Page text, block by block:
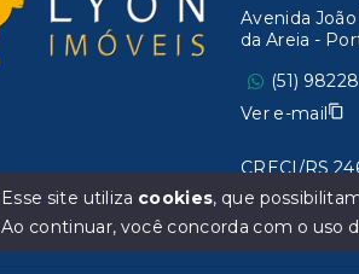
Avenida
da Areia -
(51)
Ver e-mail
CRECI/RS
Esse site utiliza cookies, que
Ao continuar, você concorda com o uso